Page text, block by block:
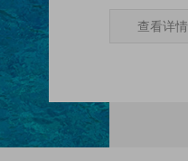
查看详